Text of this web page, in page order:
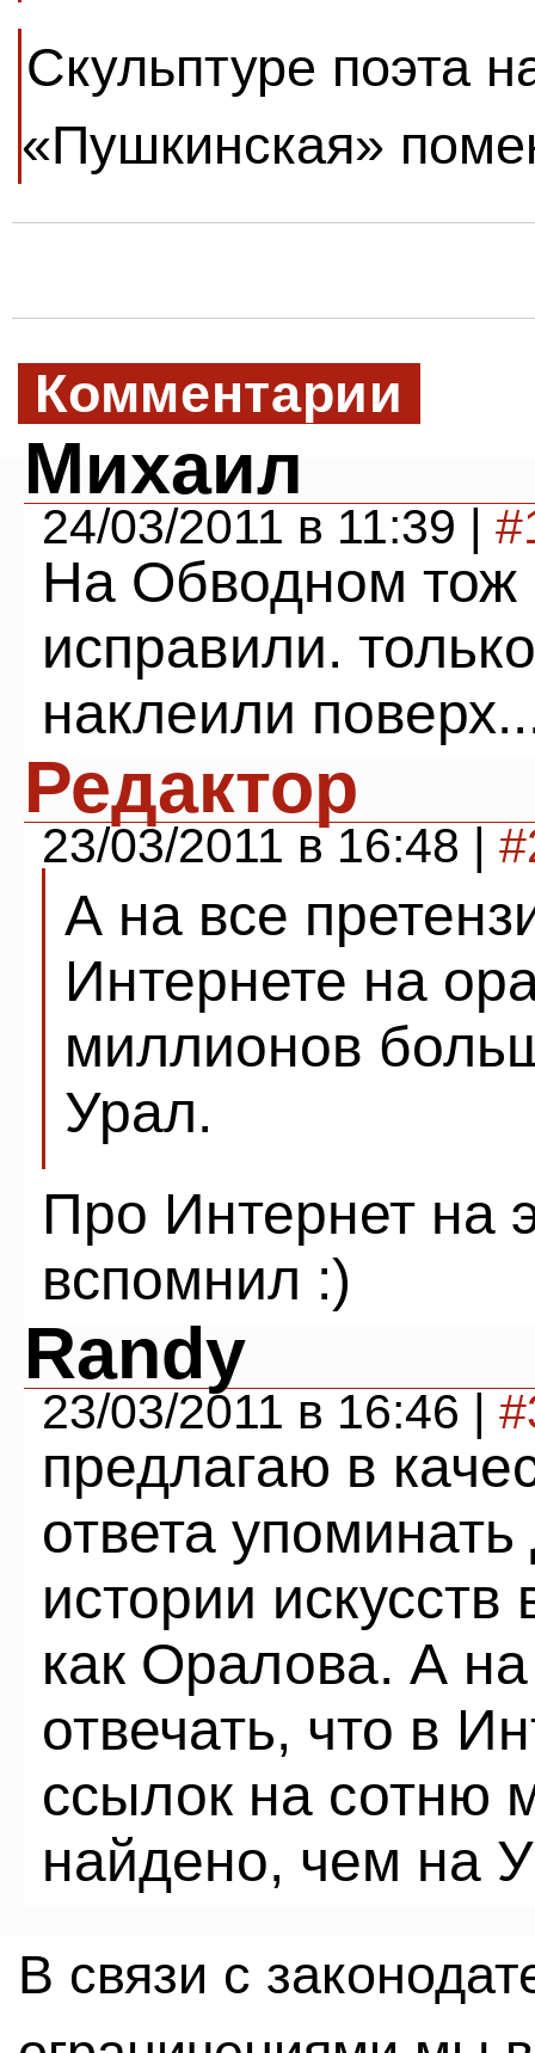
Скульптуре поэта
«Пушкинская»
Комментарии
Михаил
24/03/2011 в 11:39 |
На Обводном тож
исправили.
наклеили
Редактор
23/03/2011 в 16:48 |
А на все
Интернете на
миллионов
Урал.
Про Интернет на
вспомнил :)
Randy
23/03/2011 в 16:46 |
предлагаю в
ответа
истории
как Оралова. А
отвечать, что в
ссылок на сотню
найдено, чем на
В связи с